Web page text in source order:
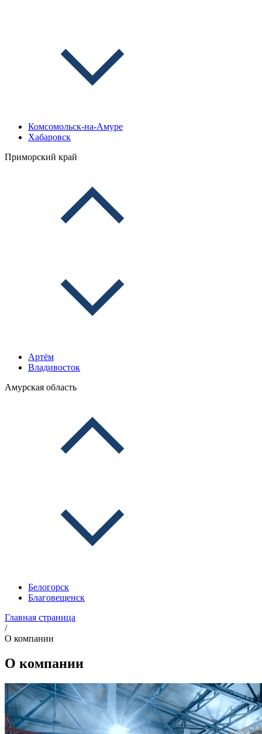
Комсомольск-на-Амуре
Хабаровск
Приморский край
Артём
Владивосток
Амурская область
Белогорск
Благовещенск
Главная страница
/
О компании
О компании